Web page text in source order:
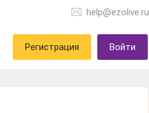
help@ezolive.ru
Регистрация Войти